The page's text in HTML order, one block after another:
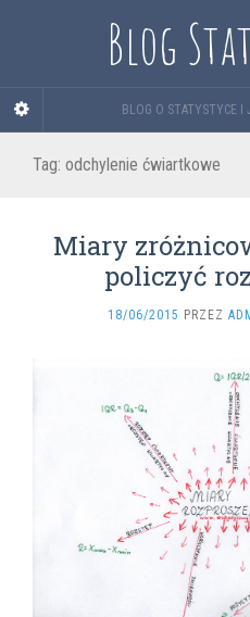
Blog
BLOG O STATYSTYCE I
Tag: odchylenie ćwiartkowe
Miary
policzyć
18/06/2015 PRZEZ